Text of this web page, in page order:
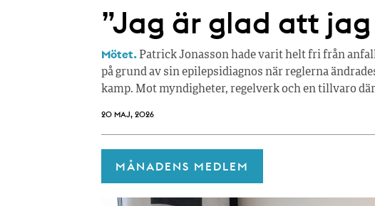
”Jag är glad att
Mötet. Patrick Jonasson hade varit helt fri från
på grund av sin epilepsidiagnos när reglerna
kamp. Mot myndigheter, regelverk och en tillvaro
20 MAJ, 2026
MÅNADENS MEDLEM